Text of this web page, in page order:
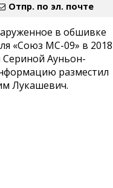
Отпр. по эл. почте
в обшивке
«Союз МС-09» в 2018
Сериной Ауньон-
разместил
Лукашевич.